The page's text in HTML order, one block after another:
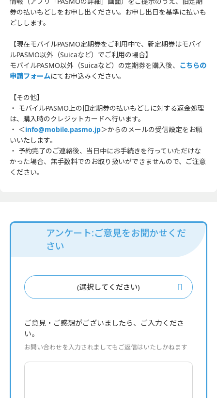
券の払いもどしをお申し出ください。お申し出日を基準に払いも
どしします。
【現在モバイルPASMO定期券をご利用中で、新定期券はモバイ
ルPASMO以外（Suicaなど）でご利用の場合】
モバイルPASMO以外（Suicaなど）の定期券を購入後、 こちらの
申請フォームにてお申込みください。
【その他】
・ モバイルPASMO上の旧定期券の払いもどしに対する返金処理
は、購入時のクレジットカードへ行います。
・ ＜info@mobile.pasmo.jp＞からのメールの受信設定をお願
いいたします。
・ 予約完了のご連絡後、当日中にお手続きを行っていただけな
かった場合、無手数料でのお取り扱いができませんので、ご注意
ください。
アンケート:ご意見をお聞かせくだ
さい
(選択してください)
ご意見・ご感想がございましたら、ご入力くださ
い。
お問い合わせを入力されましてもご返信はいたしかねます